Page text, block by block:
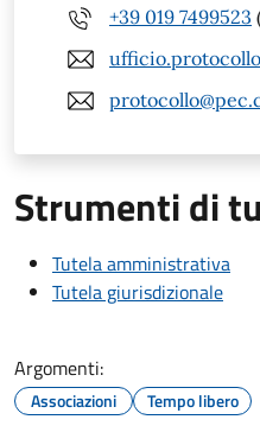
+39 019 7499523
Strumenti di
Tutela amministrativa
Tutela giurisdizionale
Argomenti:
Associazioni Tempo libero